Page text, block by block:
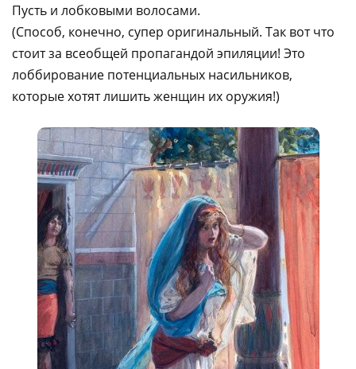
Пусть и лобковыми волосами.
(Способ, конечно, супер оригинальный. Так вот что
стоит за всеобщей пропагандой эпиляции! Это
лоббирование потенциальных насильников,
которые хотят лишить женщин их оружия!)